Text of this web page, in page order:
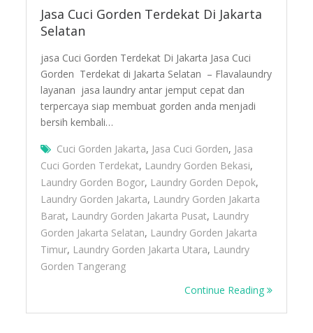
Jasa Cuci Gorden Terdekat Di Jakarta
Selatan
jasa Cuci Gorden Terdekat Di Jakarta Jasa Cuci
Gorden Terdekat di Jakarta Selatan – Flavalaundry
layanan jasa laundry antar jemput cepat dan
terpercaya siap membuat gorden anda menjadi
bersih kembali…
Cuci Gorden Jakarta, Jasa Cuci Gorden, Jasa
Cuci Gorden Terdekat, Laundry Gorden Bekasi,
Laundry Gorden Bogor, Laundry Gorden Depok,
Laundry Gorden Jakarta, Laundry Gorden Jakarta
Barat, Laundry Gorden Jakarta Pusat, Laundry
Gorden Jakarta Selatan, Laundry Gorden Jakarta
Timur, Laundry Gorden Jakarta Utara, Laundry
Gorden Tangerang
Continue Reading